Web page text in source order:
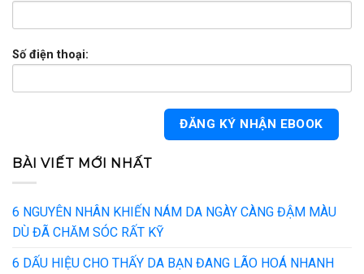
Số điện thoại:
BÀI VIẾT MỚI NHẤT
6 NGUYÊN NHÂN KHIẾN NÁM DA NGÀY CÀNG ĐẬM MÀU
DÙ ĐÃ CHĂM SÓC RẤT KỸ
6 DẤU HIỆU CHO THẤY DA BẠN ĐANG LÃO HOÁ NHANH